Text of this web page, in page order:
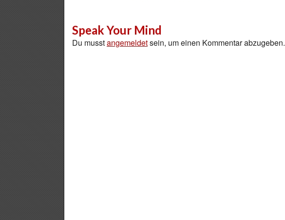
Speak Your Mind
Du musstangemeldetsein, um einen Kommentar abzugeben.